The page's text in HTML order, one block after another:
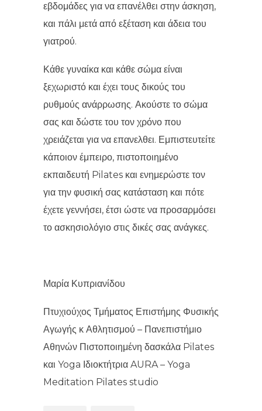
εβδομάδες για να επανέλθει στην άσκηση,
και πάλι μετά από εξέταση και άδεια του
γιατρού.
Κάθε γυναίκα και κάθε σώμα είναι
ξεχωριστό και έχει τους δικούς του
ρυθμούς ανάρρωσης. Ακούστε το σώμα
σας και δώστε του τον χρόνο που
χρειάζεται για να επανελθει. Εμπιστευτείτε
κάποιον έμπειρο, πιστοποιημένο
εκπαιδευτή Pilates και ενημερώστε τον
για την φυσική σας κατάσταση και πότε
έχετε γεννήσει, έτσι ώστε να προσαρμόσει
το ασκησιολόγιο στις δικές σας ανάγκες.
Μαρία Κυπριανίδου
Πτυχιούχος Τμήματος Επιστήμης Φυσικής
Αγωγής κ Αθλητισμού – Πανεπιστήμιο
Αθηνών Πιστοποιημένη δασκάλα Pilates
και Yoga Ιδιοκτήτρια AURA – Yoga
Meditation Pilates studio